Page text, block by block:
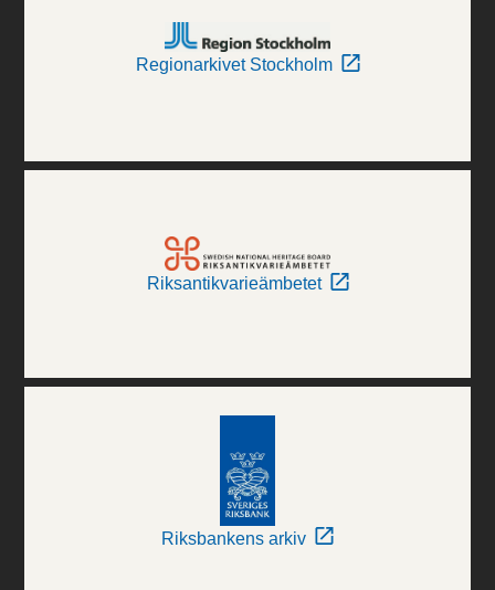
Regionarkivet Stockholm
Riksantikvarieämbetet
Riksbankens arkiv